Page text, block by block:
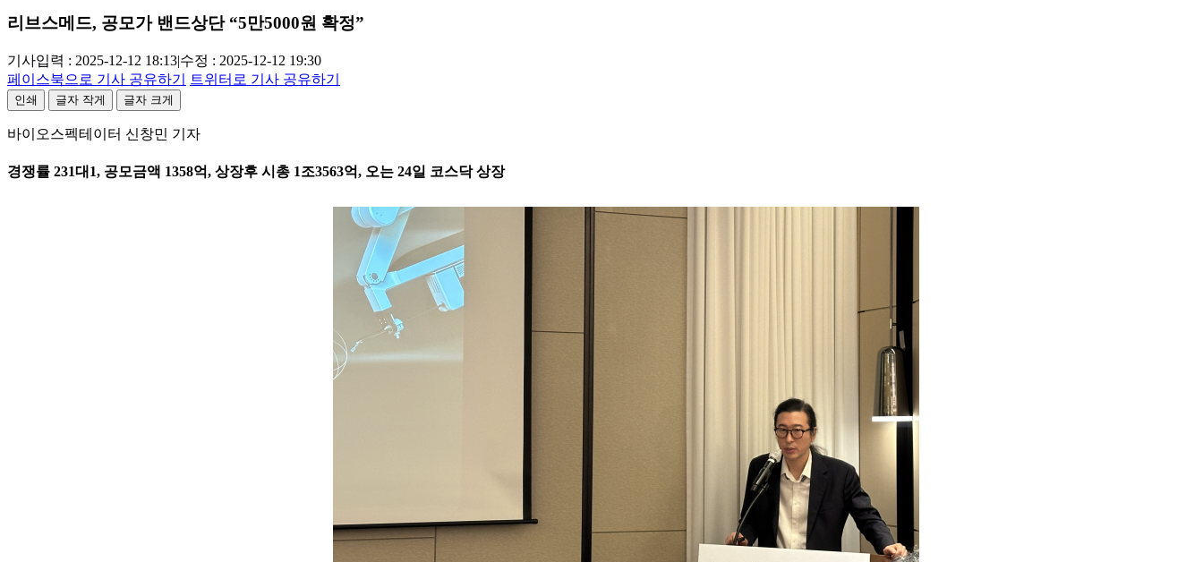
리브스메드, 공모가 밴드상단 “5만5000원 확정”
기사입력 : 2025-12-12 18:13|수정 : 2025-12-12 19:30
페이스북으로 기사 공유하기
트위터로 기사 공유하기
인쇄 글자 작게 글자 크게
바이오스펙테이터 신창민 기자
경쟁률 231대1, 공모금액 1358억, 상장후 시총 1조3563억, 오는 24일 코스닥 상장